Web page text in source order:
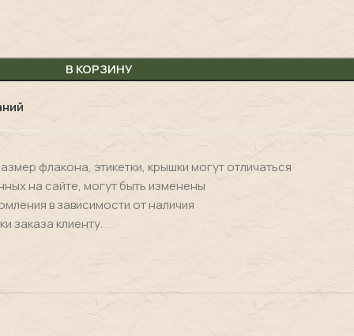
В КОРЗИНУ
флакона, этикетки, крышки могут отличаться
на сайте, могут быть изменены
в зависимости от наличия
заказа клиенту.